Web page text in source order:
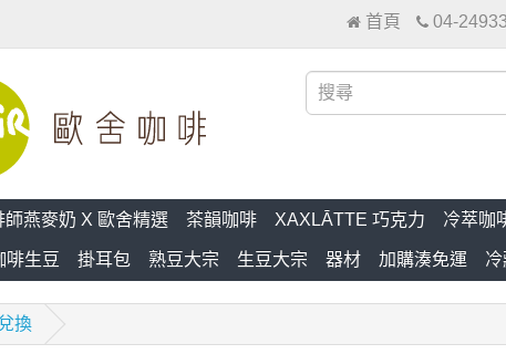
首頁 04-
燕麥奶 X 歐舍精選 茶韻咖啡 XAXLĀTTE 巧克力 冷萃咖
啡生豆 掛耳包 熟豆大宗 生豆大宗 器材 加購湊免運
換